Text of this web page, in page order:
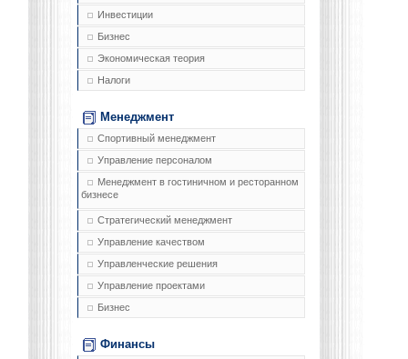
Инвестиции
Бизнес
Экономическая теория
Налоги
Менеджмент
Спортивный менеджмент
Управление персоналом
Менеджмент в гостиничном и ресторанном
бизнесе
Стратегический менеджмент
Управление качеством
Управленческие решения
Управление проектами
Бизнес
Финансы